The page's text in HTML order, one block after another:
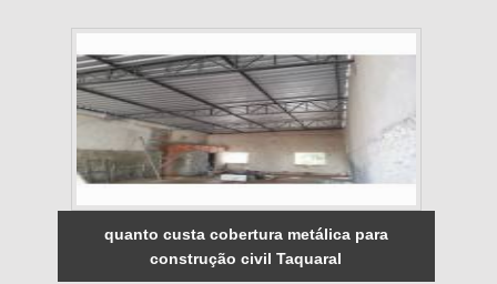
quanto custa cobertura metálica para
construção civil Taquaral